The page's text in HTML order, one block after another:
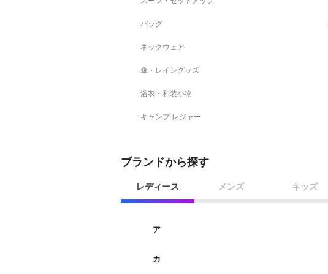
バッグ
ネックウェア
傘・レイングッズ
浴衣・和装小物
キャンプ レジャー
ブランドから探す
レディース メンズ キッズ
ア
カ